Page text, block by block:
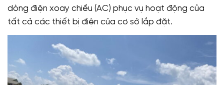
dòng điện xoay chiều (AC) phục vụ hoạt động của
tất cả các thiết bị điện của cơ sở lắp đặt.